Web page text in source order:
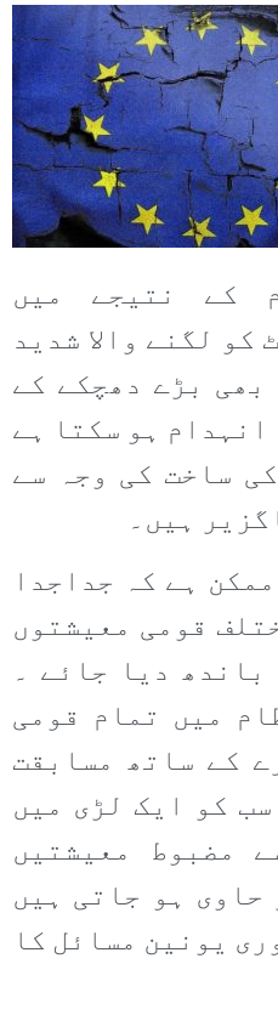
کے نتیجے میں
لگنے والا شدید
بڑے دھچکے کے
ہو سکتا ہے
ساخت کی وجہ سے
ہیں۔
ہے کہ جداجدا
قومی معیشتوں
دیا جائے ۔
میں تمام قومی
کے ساتھ مسابقت
کو ایک لڑی میں
مضبوط معیشتیں
ہو جاتی ہیں
یونین مسائل کا